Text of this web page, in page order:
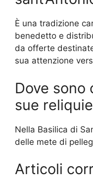
È una tradizione
benedetto e
da offerte
sua attenzione
Dove sono
sue
Nella Basilica di
delle mete di
Articoli